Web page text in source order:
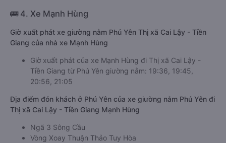
🚌 4. Xe Mạnh Hùng
Giờ xuất phát xe giường nằm Phú Yên Thị xã Cai Lậy - Tiền
Giang của nhà xe Mạnh Hùng
Giờ xuất phát của xe Mạnh Hùng đi Thị xã Cai Lậy -
Tiền Giang từ Phú Yên giường nằm: 19:36, 19:45,
20:56, 21:05
Địa điểm đón khách ở Phú Yên của xe giường nằm Phú Yên đi
Thị xã Cai Lậy - Tiền Giang Mạnh Hùng
Ngã 3 Sông Cầu
Vòng Xoay Thuận Thảo Tuy Hòa